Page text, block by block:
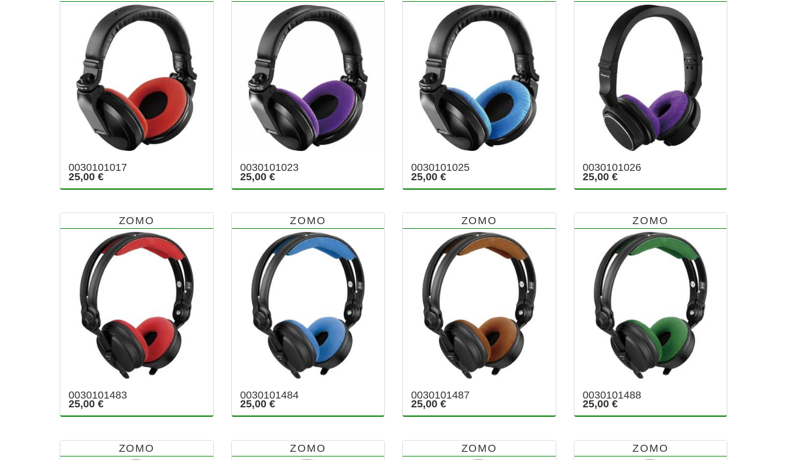
0030101017
25,00 €
0030101023
25,00 €
0030101025
25,00 €
0030101026
25,00 €
ZOMO
0030101483
25,00 €
ZOMO
0030101484
25,00 €
ZOMO
0030101487
25,00 €
ZOMO
0030101488
25,00 €
ZOMO ZOMO ZOMO ZOMO